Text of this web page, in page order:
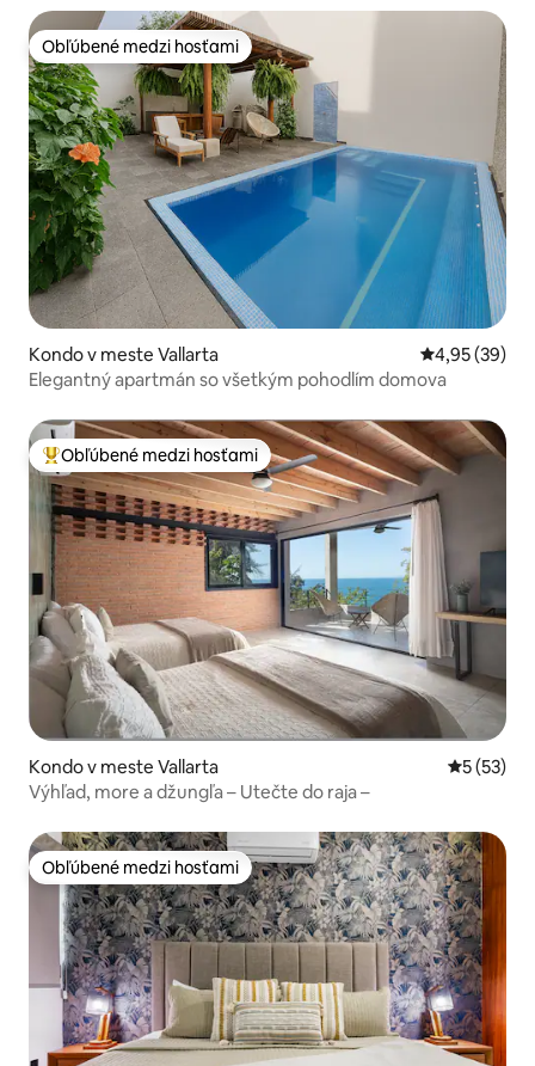
Obľúbené medzi hosťami
Obľúbené medzi hosťami
Kondo v meste Vallarta Priemerné
4,95 (39)
Elegantný apartmán so všetkým pohodlím domova
Najobľúbenejšie medzi hosťami
Obľúbené medzi hosťami
Kondo v meste Vallarta
5 (53)
Výhľad, more a džungľa – Utečte do raja –
Obľúbené medzi hosťami
Obľúbené medzi hosťami